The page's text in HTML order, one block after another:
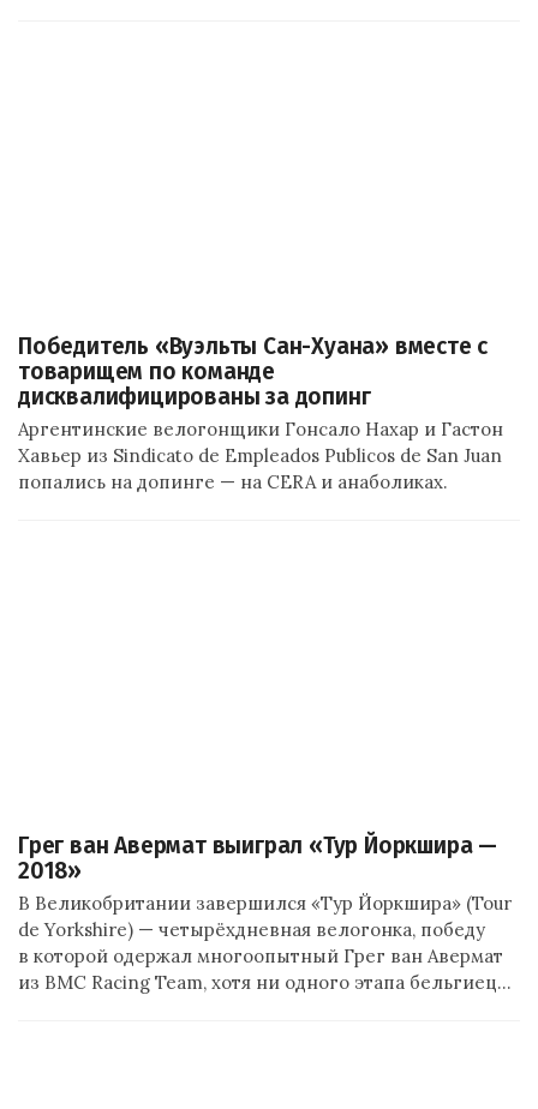
Победитель «Вуэльты Сан-Хуана» вместе с
товарищем по команде
дисквалифицированы за допинг
Аргентинские велогонщики Гонсало Нахар и Гастон
Хавьер из Sindicato de Empleados Publicos de San Juan
попались на допинге — на CERA и анаболиках.
Грег ван Авермат выиграл «Тур Йоркшира —
2018»
В Великобритании завершился «Тур Йоркшира» (Tour
de Yorkshire) — четырёхдневная велогонка, победу
в которой одержал многоопытный Грег ван Авермат
из BMC Racing Team, хотя ни одного этапа бельгиец…